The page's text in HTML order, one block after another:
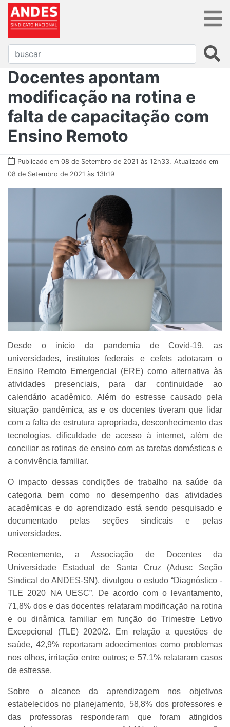
Docentes apontam
modificação na rotina e
falta de capacitação com
Ensino Remoto
Publicado em 08 de Setembro de 2021 às 12h33. Atualizado em
08 de Setembro de 2021 às 13h19
Desde o início da pandemia de Covid-19, as
universidades, institutos federais e cefets adotaram o
Ensino Remoto Emergencial (ERE) como alternativa às
atividades presenciais, para dar continuidade ao
calendário acadêmico. Além do estresse causado pela
situação pandêmica, as e os docentes tiveram que lidar
com a falta de estrutura apropriada, desconhecimento das
tecnologias, dificuldade de acesso à internet, além de
conciliar as rotinas de ensino com as tarefas domésticas e
a convivência familiar.
O impacto dessas condições de trabalho na saúde da
categoria bem como no desempenho das atividades
acadêmicas e do aprendizado está sendo pesquisado e
documentado pelas seções sindicais e pelas
universidades.
Recentemente, a Associação de Docentes da
Universidade Estadual de Santa Cruz (Adusc Seção
Sindical do ANDES-SN), divulgou o estudo “Diagnóstico -
TLE 2020 NA UESC”. De acordo com o levantamento,
71,8% dos e das docentes relataram modificação na rotina
e ou dinâmica familiar em função do Trimestre Letivo
Excepcional (TLE) 2020/2. Em relação a questões de
saúde, 42,9% reportaram adoecimentos como problemas
nos olhos, irritação entre outros; e 57,1% relataram casos
de estresse.
Sobre o alcance da aprendizagem nos objetivos
estabelecidos no planejamento, 58,8% dos professores e
das professoras responderam que foram atingidos